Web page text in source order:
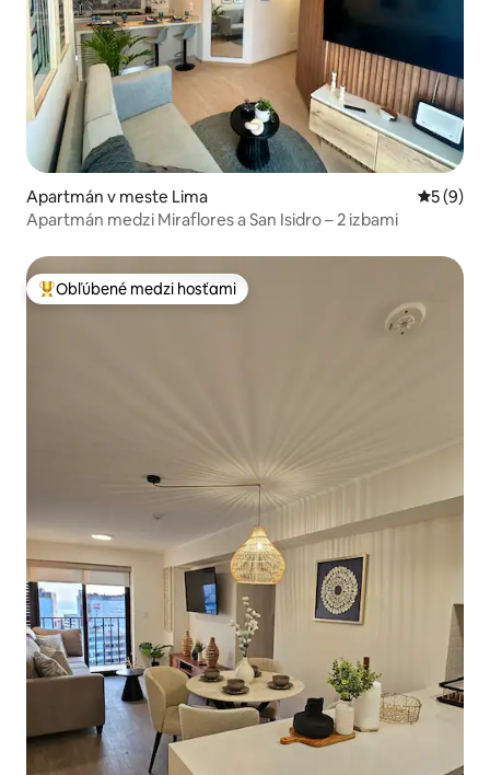
Apartmán v meste Lima
5 (9)
Apartmán medzi Miraflores a San Isidro – 2 izbami
Najobľúbenejšie medzi hosťami
Obľúbené medzi hosťami